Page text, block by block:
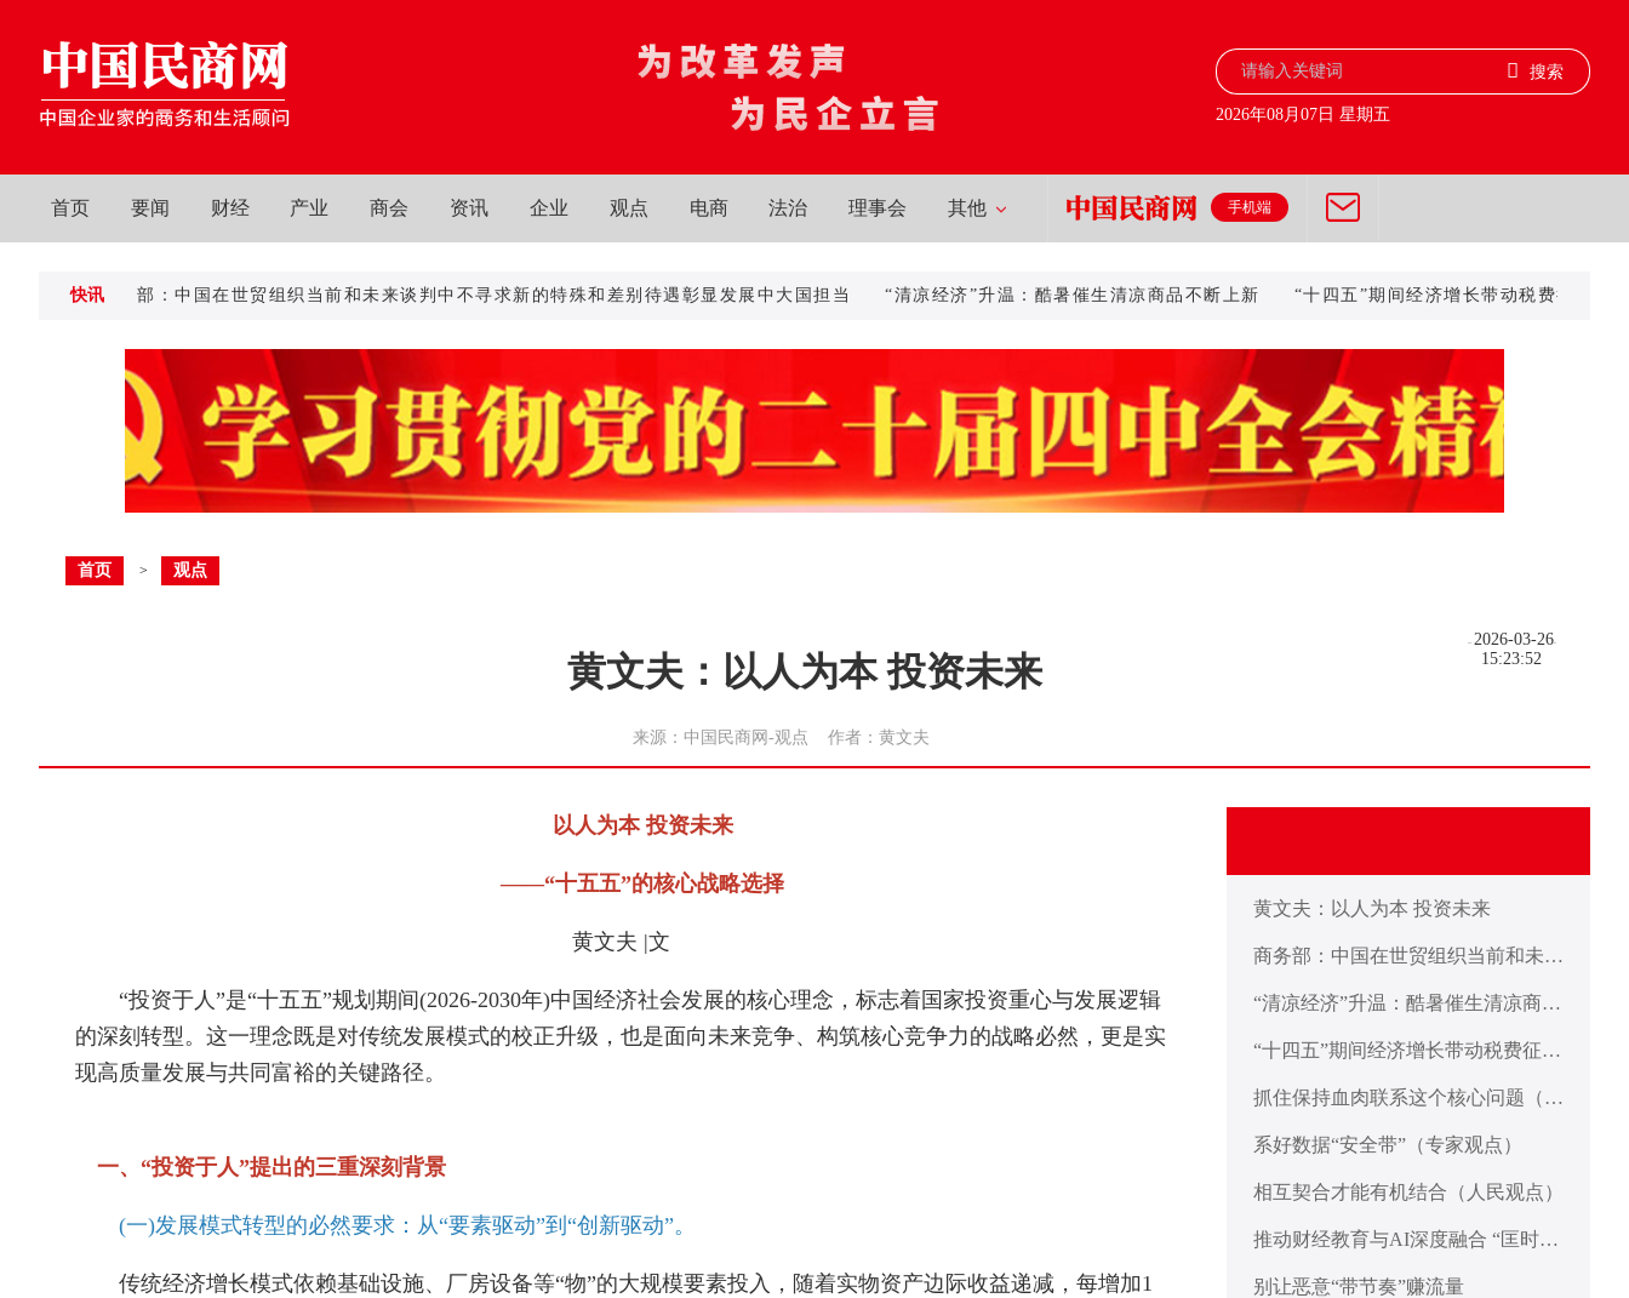
搜索
2026年08月07日 星期五
首页 要闻 财经 产业 商会 资讯 企业 观点 电商 法治 理事会 其他 手机端
快讯
商务部：中国在世贸组织当前和未来谈判中不寻求新的特殊和差别待遇彰显发展中大国担当 “清凉经济”升温：酷暑催生清凉商品不断上新 “十四五”期间经济增长带动税费征收累计将超
首页 > 观点
黄文夫：以人为本 投资未来
来源：中国民商网-观点 作者：黄文夫
2026-03-26
15:23:52
以人为本 投资未来
——“十五五”的核心战略选择
黄文夫 |文
“投资于人”是“十五五”规划期间(2026-2030年)中国经济社会发展的核心理念，标志着国家投资重心与发展逻辑
的深刻转型。这一理念既是对传统发展模式的校正升级，也是面向未来竞争、构筑核心竞争力的战略必然，更是实
现高质量发展与共同富裕的关键路径。
一、“投资于人”提出的三重深刻背景
(一)发展模式转型的必然要求：从“要素驱动”到“创新驱动”。
传统经济增长模式依赖基础设施、厂房设备等“物”的大规模要素投入，随着实物资产边际收益递减，每增加1
黄文夫：以人为本 投资未来
商务部：中国在世贸组织当前和未来
显发展中大国担当
“清凉经济”升温：酷暑催生清凉商品
“十四五”期间经济增长带动税费征收
抓住保持血肉联系这个核心问题（人
系好数据“安全带”（专家观点）
相互契合才能有机结合（人民观点）
推动财经教育与AI深度融合 “匡时财
别让恶意“带节奏”赚流量